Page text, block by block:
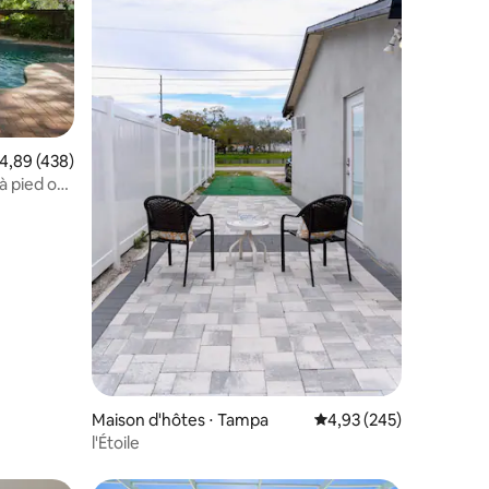
: 4,85 sur 5
moyenne sur la base de 438 commentaires : 4,89 sur 5
4,89 (438)
pied ou
Maison d'hôtes ⋅ Tampa Évaluation moyenne
4,93 (245)
l'Étoile